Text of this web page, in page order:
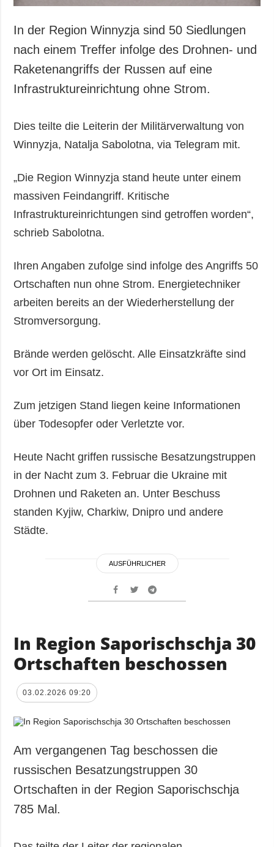
In der Region Winnyzja sind 50 Siedlungen
nach einem Treffer infolge des Drohnen- und
Raketenangriffs der Russen auf eine
Infrastruktureinrichtung ohne Strom.
Dies teilte die Leiterin der Militärverwaltung von
Winnyzja, Natalja Sabolotna, via Telegram mit.
„Die Region Winnyzja stand heute unter einem
massiven Feindangriff. Kritische
Infrastruktureinrichtungen sind getroffen worden“,
schrieb Sabolotna.
Ihren Angaben zufolge sind infolge des Angriffs 50
Ortschaften nun ohne Strom. Energietechniker
arbeiten bereits an der Wiederherstellung der
Stromversorgung.
Brände werden gelöscht. Alle Einsatzkräfte sind
vor Ort im Einsatz.
Zum jetzigen Stand liegen keine Informationen
über Todesopfer oder Verletzte vor.
Heute Nacht griffen russische Besatzungstruppen
in der Nacht zum 3. Februar die Ukraine mit
Drohnen und Raketen an. Unter Beschuss
standen Kyjiw, Charkiw, Dnipro und andere
Städte.
AUSFÜHRLICHER
In Region Saporischschja 30
Ortschaften beschossen
03.02.2026 09:20
Am vergangenen Tag beschossen die
russischen Besatzungstruppen 30
Ortschaften in der Region Saporischschja
785 Mal.